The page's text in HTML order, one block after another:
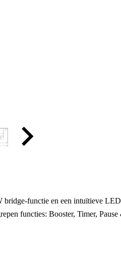
functie en een intuïtieve
functies: Booster, Timer,